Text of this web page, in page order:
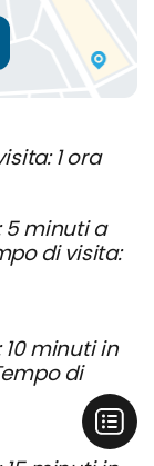
1 ora
5 minuti a
di visita:
minuti in
di